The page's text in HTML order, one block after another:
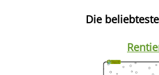
Die